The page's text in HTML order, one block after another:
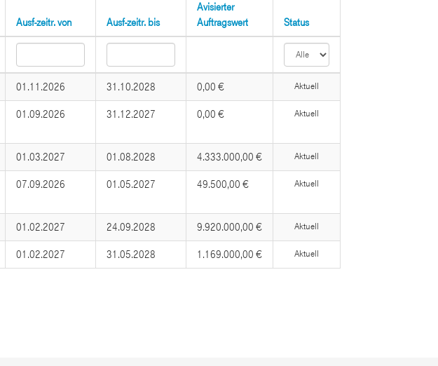
Ausf-zeitr. von
Ausf-zeitr. bis
Avisierter
Auftragswert
Status
01.11.2026 31.10.2028 0,00 € Aktuell
01.09.2026 31.12.2027 0,00 € Aktuell
01.03.2027 01.08.2028 4.333.000,00 € Aktuell
07.09.2026 01.05.2027 49.500,00 € Aktuell
01.02.2027 24.09.2028 9.920.000,00 € Aktuell
01.02.2027 31.05.2028 1.169.000,00 € Aktuell